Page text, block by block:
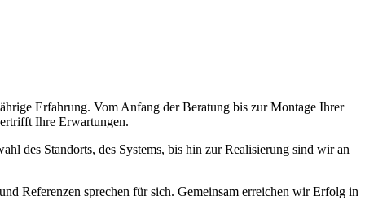
Erfahrung. Vom Anfang der Beratung bis zur Montage Ihrer
Ihre Erwartungen.
des Standorts, des Systems, bis hin zur Realisierung sind wir an
Referenzen sprechen für sich. Gemeinsam erreichen wir Erfolg in